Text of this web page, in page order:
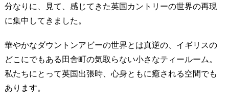
分なりに、見て、感じてきた英国カントリーの世界の再現
に集中してきました。
華やかなダウントンアビーの世界とは真逆の、イギリスの
どこにでもある田舎町の気取らない小さなティールーム。
私たちにとって英国出張時、心身ともに癒される空間でも
あります。